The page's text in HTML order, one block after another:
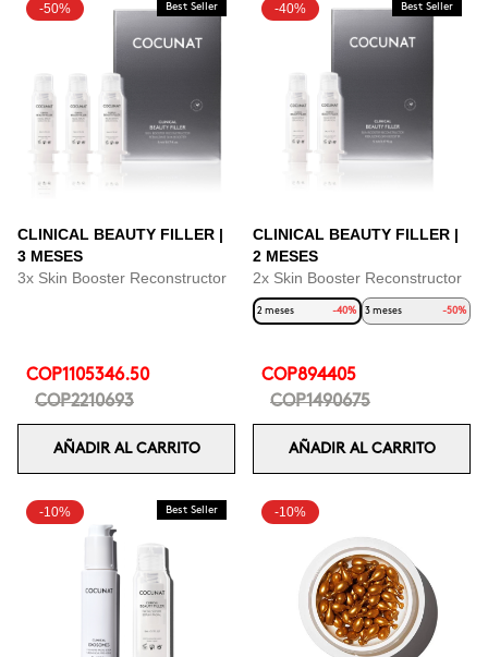
-50% Best Seller
CLINICAL BEAUTY FILLER |
3 MESES
3x Skin Booster Reconstructor
COP1105346.50
COP2210693
AÑADIR AL CARRITO
-40% Best Seller
CLINICAL BEAUTY FILLER |
2 MESES
2x Skin Booster Reconstructor
2 meses -40% 3 meses -50%
COP894405
COP1490675
AÑADIR AL CARRITO
-10% Best Seller -10%